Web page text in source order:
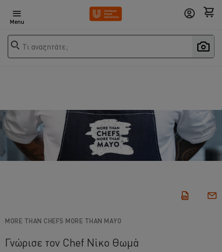
Menu
Τι αναζητάτε;
MORE THAN CHEFS MORE THAN MAYO
Γνώρισε τον Chef Νίκο Θωμά